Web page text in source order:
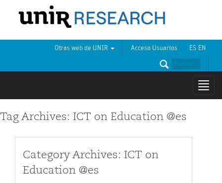
ES EN
Acceso Usuarios
Otras web de UNIR
Tag Archives: ICT on Education @es
Category Archives: ICT on
Education @es